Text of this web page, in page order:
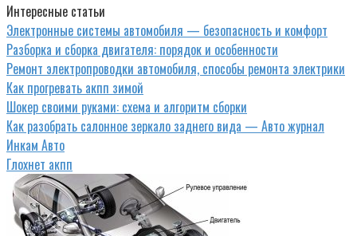
Интересные статьи
Электронные системы автомобиля — безопасность и комфорт
Разборка и сборка двигателя: порядок и особенности
Ремонт электропроводки автомобиля, способы ремонта электрики
Как прогревать акпп зимой
Шокер своими руками: схема и алгоритм сборки
Как разобрать салонное зеркало заднего вида — Авто журнал
Инкам Авто
Глохнет акпп